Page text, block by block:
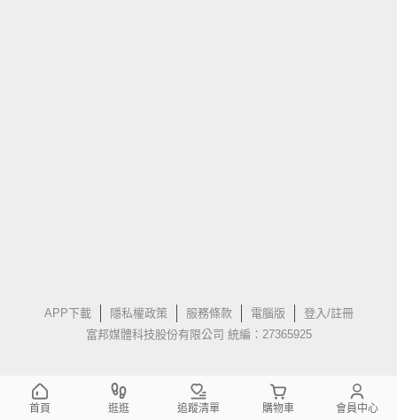
APP下載 隱私權政策 服務條款 電腦版
登入/註冊
富邦媒體科技股份有限公司 統編：27365925
首頁 逛逛 追蹤清單 購物車 會員中心